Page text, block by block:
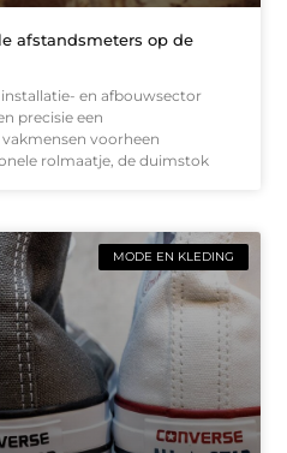
afstandsmeters op de
en afbouwsector
precisie een
voorheen
rolmaatje, de duimstok
MODE EN KLEDING